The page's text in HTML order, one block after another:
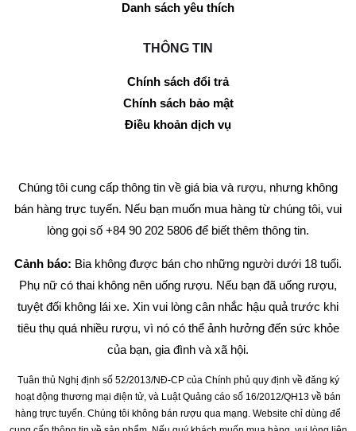
Danh sách yêu thích
THÔNG TIN
Chính sách đổi trả
Chính sách bảo mật
Điều khoản dịch vụ
Chúng tôi cung cấp thông tin về giá bia và rượu, nhưng không
bán hàng trực tuyến. Nếu bạn muốn mua hàng từ chúng tôi, vui
lòng gọi số +84 90 202 5806 để biết thêm thông tin.
Cảnh báo: Bia không được bán cho những người dưới 18 tuổi.
Phụ nữ có thai không nên uống rượu. Nếu bạn đã uống rượu,
tuyệt đối không lái xe. Xin vui lòng cân nhắc hậu quả trước khi
tiêu thụ quá nhiều rượu, vì nó có thể ảnh hưởng đến sức khỏe
của bạn, gia đình và xã hội.
Tuân thủ Nghị định số 52/2013/NĐ-CP của Chính phủ quy định về đăng ký
hoạt động thương mại điện tử, và Luật Quảng cáo số 16/2012/QH13 về bán
hàng trực tuyến. Chúng tôi không bán rượu qua mạng. Website chỉ dùng để